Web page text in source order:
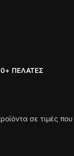
ΠΕΛΆΤΕΣ
σε τιμές